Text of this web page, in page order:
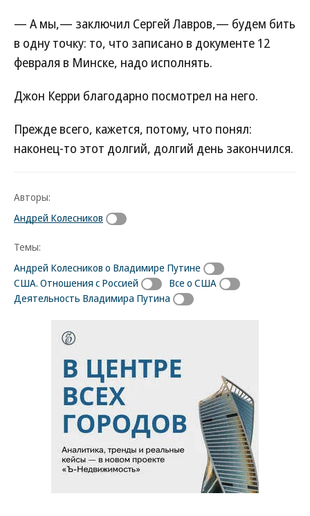
— А мы,— заключил Сергей Лавров,— будем бить
в одну точку: то, что записано в документе 12
февраля в Минске, надо исполнять.
Джон Керри благодарно посмотрел на него.
Прежде всего, кажется, потому, что понял:
наконец-то этот долгий, долгий день закончился.
Авторы:
Андрей Колесников
Темы:
Андрей Колесников о Владимире Путине
США. Отношения с Россией
Все о США
Деятельность Владимира Путина